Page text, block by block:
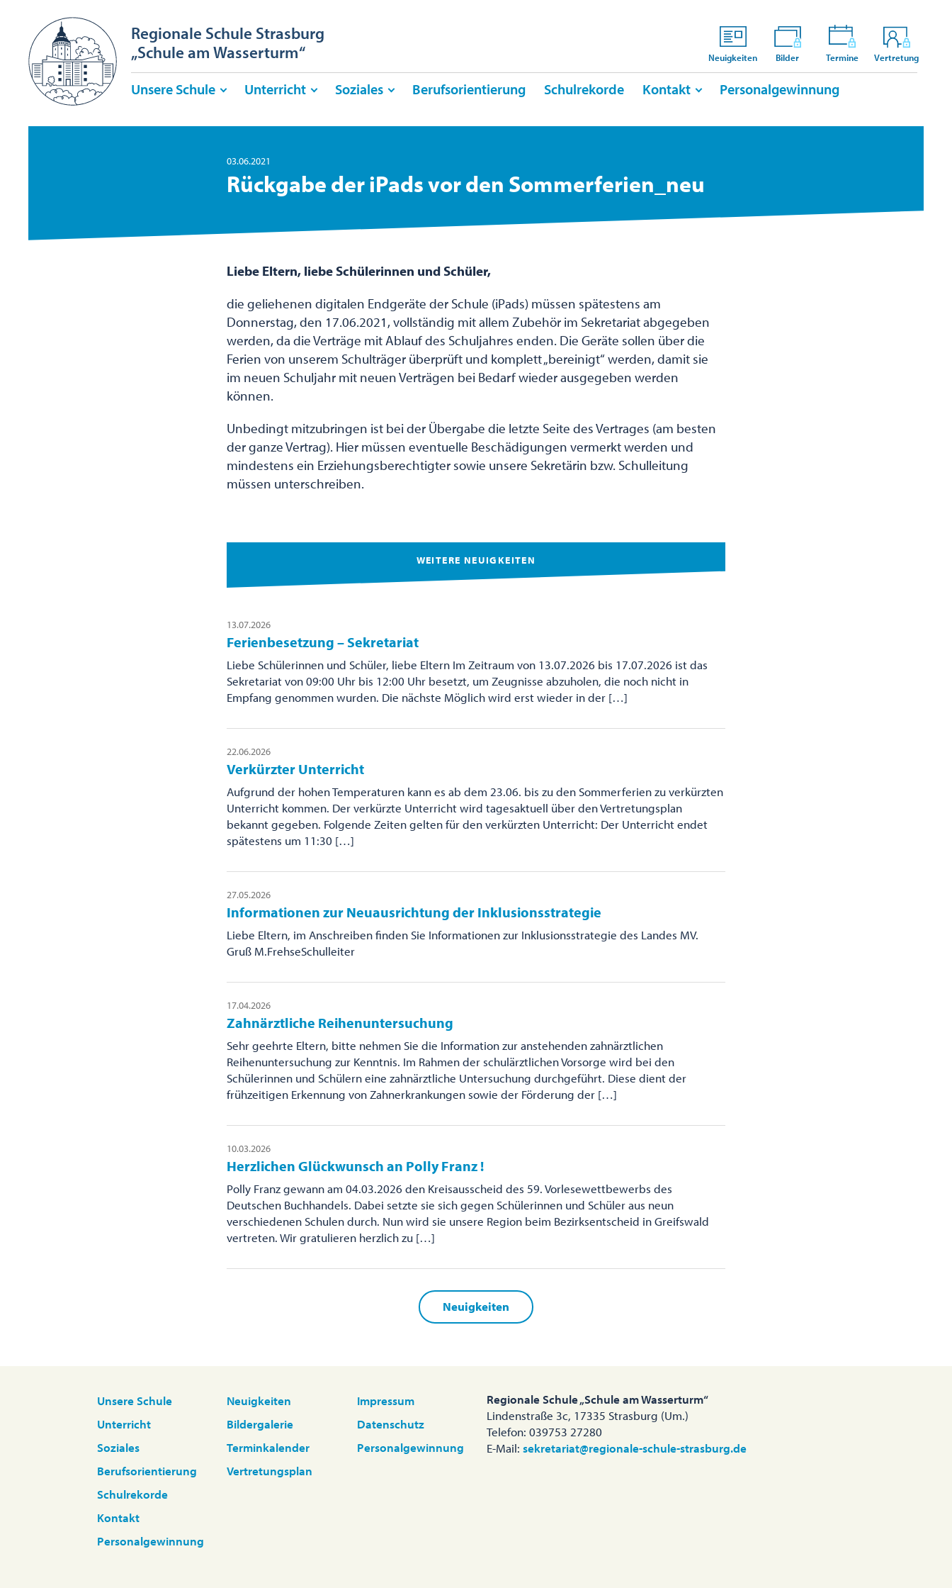
Neuigkeiten Bilder Termine Vertretung
Regionale Schule Strasburg
„Schule am Wasserturm“
Unsere Schule Unterricht Soziales Berufsorientierung Schulrekorde Kontakt Personalgewinnung
03.06.2021
Rückgabe der iPads vor den Sommerferien_neu
Liebe Eltern, liebe Schülerinnen und Schüler,
die geliehenen digitalen Endgeräte der Schule (iPads) müssen spätestens am
Donnerstag, den 17.06.2021, vollständig mit allem Zubehör im Sekretariat abgegeben
werden, da die Verträge mit Ablauf des Schuljahres enden. Die Geräte sollen über die
Ferien von unserem Schulträger überprüft und komplett „bereinigt“ werden, damit sie
im neuen Schuljahr mit neuen Verträgen bei Bedarf wieder ausgegeben werden
können.
Unbedingt mitzubringen ist bei der Übergabe die letzte Seite des Vertrages (am besten
der ganze Vertrag). Hier müssen eventuelle Beschädigungen vermerkt werden und
mindestens ein Erziehungsberechtigter sowie unsere Sekretärin bzw. Schulleitung
müssen unterschreiben.
WEITERE NEUIGKEITEN
13.07.2026
Ferienbesetzung – Sekretariat
Liebe Schülerinnen und Schüler, liebe Eltern Im Zeitraum von 13.07.2026 bis 17.07.2026 ist das
Sekretariat von 09:00 Uhr bis 12:00 Uhr besetzt, um Zeugnisse abzuholen, die noch nicht in
Empfang genommen wurden. Die nächste Möglich wird erst wieder in der […]
22.06.2026
Verkürzter Unterricht
Aufgrund der hohen Temperaturen kann es ab dem 23.06. bis zu den Sommerferien zu verkürzten
Unterricht kommen. Der verkürzte Unterricht wird tagesaktuell über den Vertretungsplan
bekannt gegeben. Folgende Zeiten gelten für den verkürzten Unterricht: Der Unterricht endet
spätestens um 11:30 […]
27.05.2026
Informationen zur Neuausrichtung der Inklusionsstrategie
Liebe Eltern, im Anschreiben finden Sie Informationen zur Inklusionsstrategie des Landes MV.
Gruß M.FrehseSchulleiter
17.04.2026
Zahnärztliche Reihenuntersuchung
Sehr geehrte Eltern, bitte nehmen Sie die Information zur anstehenden zahnärztlichen
Reihenuntersuchung zur Kenntnis. Im Rahmen der schulärztlichen Vorsorge wird bei den
Schülerinnen und Schülern eine zahnärztliche Untersuchung durchgeführt. Diese dient der
frühzeitigen Erkennung von Zahnerkrankungen sowie der Förderung der […]
10.03.2026
Herzlichen Glückwunsch an Polly Franz !
Polly Franz gewann am 04.03.2026 den Kreisausscheid des 59. Vorlesewettbewerbs des
Deutschen Buchhandels. Dabei setzte sie sich gegen Schülerinnen und Schüler aus neun
verschiedenen Schulen durch. Nun wird sie unsere Region beim Bezirksentscheid in Greifswald
vertreten. Wir gratulieren herzlich zu […]
Neuigkeiten
Unsere Schule
Unterricht
Soziales
Berufsorientierung
Schulrekorde
Kontakt
Personalgewinnung
Neuigkeiten
Bildergalerie
Terminkalender
Vertretungsplan
Impressum
Datenschutz
Personalgewinnung
Regionale Schule „Schule am Wasserturm“
Lindenstraße 3c, 17335 Strasburg (Um.)
Telefon: 039753 27280
E-Mail: sekretariat@regionale-schule-strasburg.de